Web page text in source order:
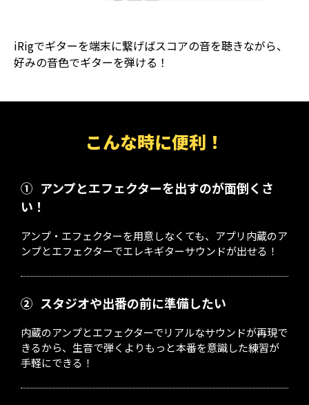
iRigでギターを端末に繋げばスコアの音を聴きながら、
好みの音色でギターを弾ける！
こんな時に便利！
① アンプとエフェクターを出すのが面倒くさ
い！
アンプ・エフェクターを用意しなくても、アプリ内蔵のア
ンプとエフェクターでエレキギターサウンドが出せる！
② スタジオや出番の前に準備したい
内蔵のアンプとエフェクターでリアルなサウンドが再現で
きるから、生音で弾くよりもっと本番を意識した練習が
手軽にできる！